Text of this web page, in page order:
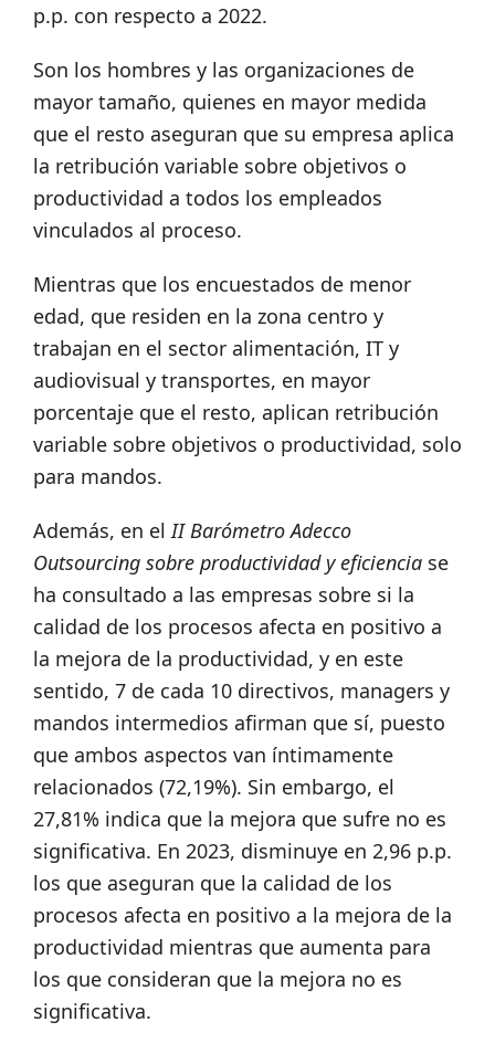
p.p. con respecto a 2022.
Son los hombres y las organizaciones de
mayor tamaño, quienes en mayor medida
que el resto aseguran que su empresa aplica
la retribución variable sobre objetivos o
productividad a todos los empleados
vinculados al proceso.
Mientras que los encuestados de menor
edad, que residen en la zona centro y
trabajan en el sector alimentación, IT y
audiovisual y transportes, en mayor
porcentaje que el resto, aplican retribución
variable sobre objetivos o productividad, solo
para mandos.
Además, en el II Barómetro Adecco
Outsourcing sobre productividad y eficiencia se
ha consultado a las empresas sobre si la
calidad de los procesos afecta en positivo a
la mejora de la productividad, y en este
sentido, 7 de cada 10 directivos, managers y
mandos intermedios afirman que sí, puesto
que ambos aspectos van íntimamente
relacionados (72,19%). Sin embargo, el
27,81% indica que la mejora que sufre no es
significativa. En 2023, disminuye en 2,96 p.p.
los que aseguran que la calidad de los
procesos afecta en positivo a la mejora de la
productividad mientras que aumenta para
los que consideran que la mejora no es
significativa.